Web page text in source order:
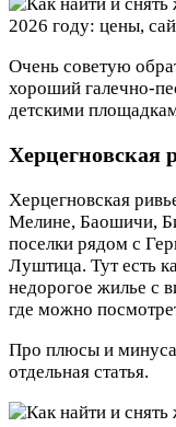
Очень советую
хороший галечно-
детскими
Херцегновская
Херцегновская
Мелине, Баошичи,
поселки рядом с
Луштица. Тут есть
недорогое жилье с
где можно
Про плюсы и
отдельная статья.